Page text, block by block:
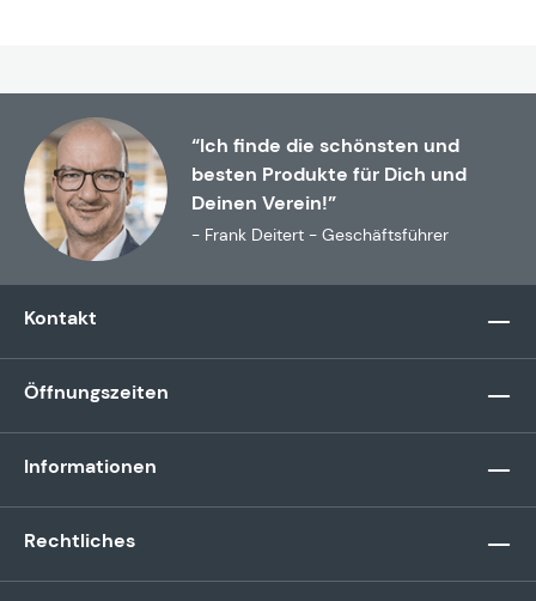
“Ich finde die schönsten und
besten Produkte für Dich und
Deinen Verein!”
- Frank Deitert - Geschäftsführer
Kontakt
Öffnungszeiten
Informationen
Rechtliches